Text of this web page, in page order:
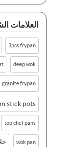
العلامات
3pcs frypan
deep wok
granite frypan
stick pots
top chef pans
wok pan